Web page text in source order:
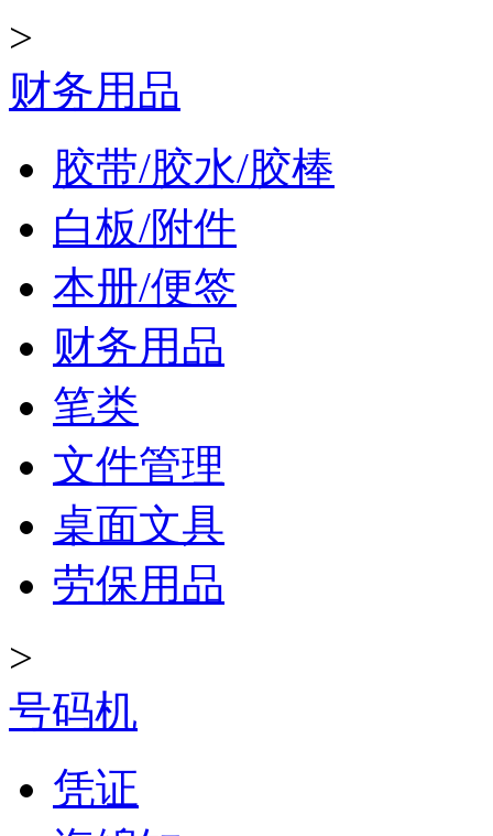
>
财务用品
胶带/胶水/胶棒
白板/附件
本册/便签
财务用品
笔类
文件管理
桌面文具
劳保用品
>
号码机
凭证